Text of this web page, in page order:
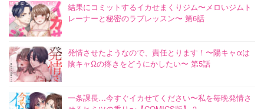
結果にコミットするイカせまくりジム〜メロいジムト
レーナーと秘密のラブレッスン〜 第6話
発情させたようなので、責任とります！〜陽キャαは
陰キャΩの疼きをどうにかしたい〜 第5話
一条課長…今すぐイカせてください〜私を毎晩発情さ